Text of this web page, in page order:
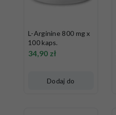
L-Arginine 800 mg x
100 kaps.
34,90 zł
Dodaj do